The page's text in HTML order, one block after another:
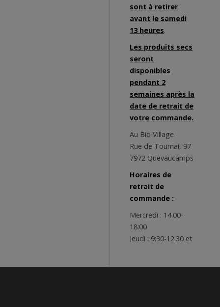
sont à retirer
avant le samedi
13 heures.
Les produits secs
seront
disponibles
pendant 2
semaines après la
date de retrait de
votre commande.
Au Bio Village
Rue de Tournai, 97
7972 Quevaucamps
Horaires de
retrait de
commande :
Mercredi : 14:00-
18:00
Jeudi : 9:30-12:30 et